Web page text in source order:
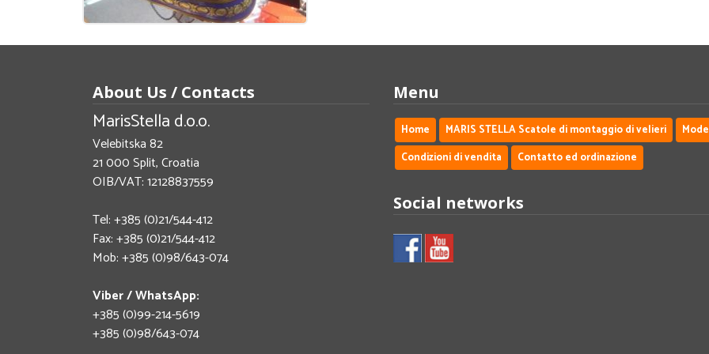
About Us / Contacts
MarisStella d.o.o.
Velebitska 82
21 000 Split, Croatia
OIB/VAT: 12128837559
Tel: +385 (0)21/544-412
Fax: +385 (0)21/544-412
Mob: +385 (0)98/643-074
Viber / WhatsApp:
+385 (0)99-214-5619
+385 (0)98/643-074
Menu
Home MARIS STELLA Scatole di montaggio di velieri
Condizioni di vendita
Contatto ed ordinazione
Social networks